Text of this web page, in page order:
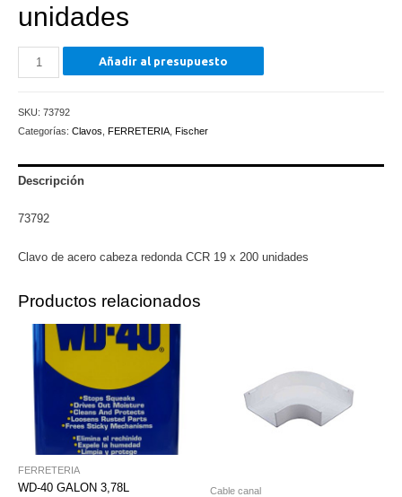
unidades
Clavo
de
cabeza
redonda
19
200
cantidad
Añadir al presupuesto
SKU: 73792
Categorías: Clavos FERRETERIA Fischer
Descripción
73792
Clavo de acero cabeza redonda CCR 19 x 200 unidades
Productos relacionados
FERRETERIA
WD-40 GALON 3,78L Cable canal